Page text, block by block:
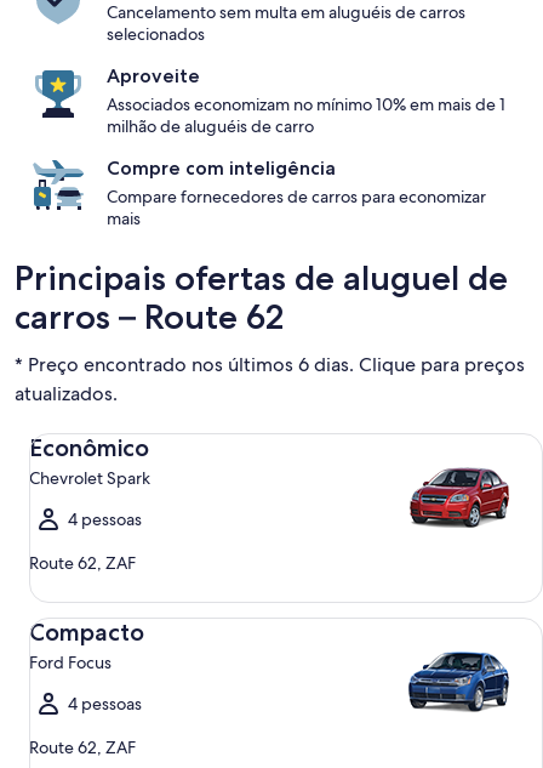
Cancelamento sem multa em aluguéis de carros
selecionados
Aproveite
Associados economizam no mínimo 10% em mais de 1
milhão de aluguéis de carro
Compre com inteligência
Compare fornecedores de carros para economizar
mais
Principais ofertas de aluguel de
carros – Route 62
* Preço encontrado nos últimos 6 dias. Clique para preços
atualizados.
Econômico
Chevrolet Spark
4 pessoas
Route 62, ZAF
Econômico Chevrolet Spark
Compacto
Ford Focus
4 pessoas
Route 62, ZAF
Compacto Ford Focus